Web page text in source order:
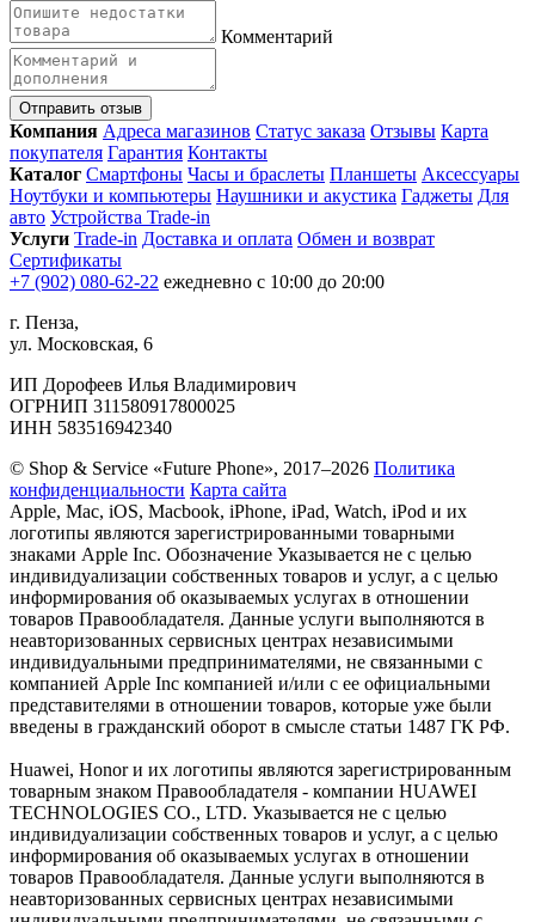
Комментарий
Отправить отзыв
Компания Адреса магазинов Статус заказа Отзывы Карта
покупателя Гарантия Контакты
Каталог Смартфоны Часы и браслеты Планшеты Аксессуары
Ноутбуки и компьютеры Наушники и акустика Гаджеты Для
авто Устройства Trade-in
Услуги Trade-in Доставка и оплата Обмен и возврат
Сертификаты
+7 (902) 080-62-22 ежедневно с 10:00 до 20:00
г. Пенза,
ул. Московская, 6
ИП Дорофеев Илья Владимирович
ОГРНИП 311580917800025
ИНН 583516942340
© Shop & Service «Future Phone», 2017–2026 Политика
конфиденциальности Карта сайта
Apple, Mac, iOS, Macbook, iPhone, iPad, Watch, iPod и их
логотипы являются зарегистрированными товарными
знаками Apple Inc. Обозначение Указывается не с целью
индивидуализации собственных товаров и услуг, а с целью
информирования об оказываемых услугах в отношении
товаров Правообладателя. Данные услуги выполняются в
неавторизованных сервисных центрах независимыми
индивидуальными предпринимателями, не связанными с
компанией Apple Inc компанией и/или с ее официальными
представителями в отношении товаров, которые уже были
введены в гражданский оборот в смысле статьи 1487 ГК РФ.
Huawei, Honor и их логотипы являются зарегистрированным
товарным знаком Правообладателя - компании HUAWEI
TECHNOLOGIES CO., LTD. Указывается не с целью
индивидуализации собственных товаров и услуг, а с целью
информирования об оказываемых услугах в отношении
товаров Правообладателя. Данные услуги выполняются в
неавторизованных сервисных центрах независимыми